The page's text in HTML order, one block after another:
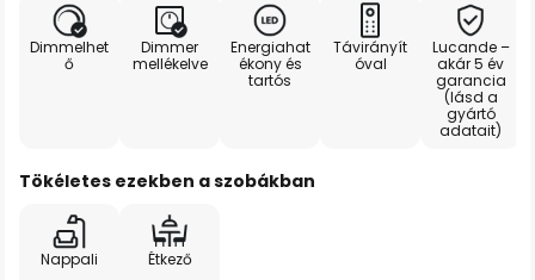
Dimmelhet
ő
Dimmer
mellékelve
Energiahat
ékony és
tartós
Távirányít
óval
Lucande –
akár 5 év
garancia
(lásd a
gyártó
adatait)
Tökéletes ezekben a szobákban
Nappali Étkező